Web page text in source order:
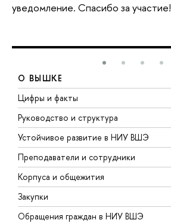
уведомление. Спасибо за участие!
О ВЫШКЕ
Цифры и факты
Руководство и структура
Устойчивое развитие в НИУ ВШЭ
Преподаватели и сотрудники
Корпуса и общежития
Закупки
Обращения граждан в НИУ ВШЭ